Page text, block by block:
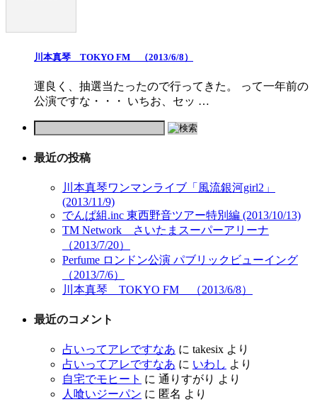
川本真琴 TOKYO FM （2013/6/8）
運良く、抽選当たったので行ってきた。 って一年前の
公演ですな・・・ いちお、セッ …
最近の投稿
川本真琴ワンマンライブ「風流銀河girl2」
(2013/11/9)
でんぱ組.inc 東西野音ツアー特別編 (2013/10/13)
TM Network さいたまスーパーアリーナ
（2013/7/20）
Perfume ロンドン公演 パブリックビューイング
（2013/7/6）
川本真琴 TOKYO FM （2013/6/8）
最近のコメント
占いってアレですなあ に takesix より
占いってアレですなあ に いわし より
自宅でモヒート に 通りすがり より
人喰いジーパン に 匿名 より